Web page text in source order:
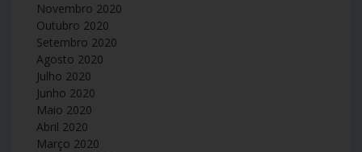
Novembro 2020
Outubro 2020
Setembro 2020
Agosto 2020
Julho 2020
Junho 2020
Maio 2020
Abril 2020
Março 2020